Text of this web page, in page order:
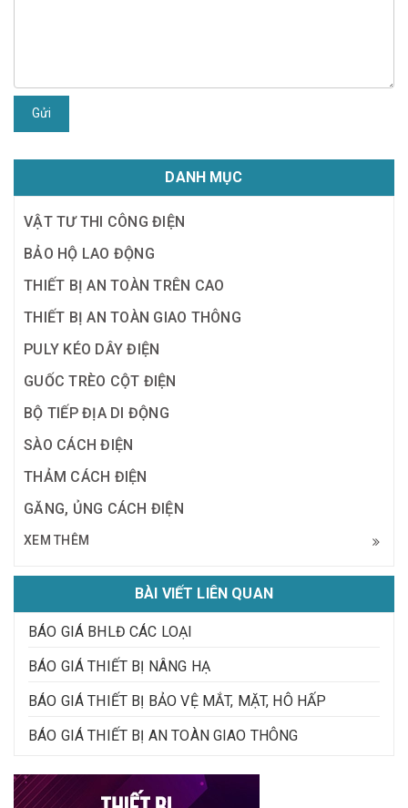
Gửi
DANH MỤC
VẬT TƯ THI CÔNG ĐIỆN
BẢO HỘ LAO ĐỘNG
THIẾT BỊ AN TOÀN TRÊN CAO
THIẾT BỊ AN TOÀN GIAO THÔNG
PULY KÉO DÂY ĐIỆN
GUỐC TRÈO CỘT ĐIỆN
BỘ TIẾP ĐỊA DI ĐỘNG
SÀO CÁCH ĐIỆN
THẢM CÁCH ĐIỆN
GĂNG, ỦNG CÁCH ĐIỆN
XEM THÊM
BÀI VIẾT LIÊN QUAN
BÁO GIÁ BHLĐ CÁC LOẠI
BÁO GIÁ THIẾT BỊ NÂNG HẠ
BÁO GIÁ THIẾT BỊ BẢO VỆ MẮT, MẶT, HÔ HẤP
BÁO GIÁ THIẾT BỊ AN TOÀN GIAO THÔNG